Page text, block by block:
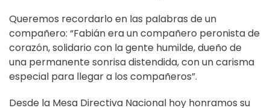
Queremos recordarlo en las palabras de un
compañero: “Fabián era un compañero peronista de
corazón, solidario con la gente humilde, dueño de
una permanente sonrisa distendida, con un carisma
especial para llegar a los compañeros”.
Desde la Mesa Directiva Nacional hoy honramos su